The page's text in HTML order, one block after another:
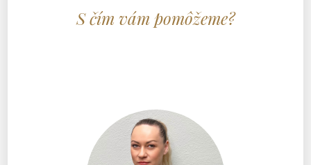
S čím vám pomôžeme?